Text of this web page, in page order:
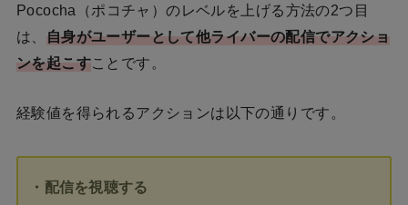
Pococha（ポコチャ）のレベルを上げる方法の2つ目
は、
自身がユーザーとして他ライバーの配信でアクショ
ンを起こすことです。
経験値を得られるアクションは以下の通りです。
・配信を視聴する